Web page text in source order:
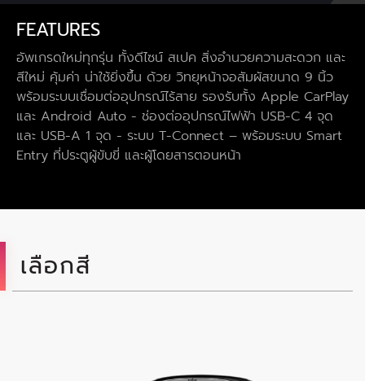
FEATURES
อัพเกรดใหม่ทุกรุ่น ทั้งดีไซน์ สเปค สิ่งอำนวยความสะดวก และ
สีใหม่ คุ้มค่า น่าใช้ยิ่งขึ้น ด้วย วิทยุหน้าจอสัมผัสขนาด 9 นิ้ว
พร้อมระบบเชื่อมต่ออุปกรณ์ไร้สาย รองรับทั้ง Apple CarPlay
และ Android Auto - ช่องต่ออุปกรณ์ไฟฟ้า USB-C 4 จุด
และ USB-A 1 จุด - ระบบ T-Connect – พร้อมระบบ Smart
Entry ที่ประตูผู้ขับขี่ และผู้โดยสารตอนหน้า
เลือกสี